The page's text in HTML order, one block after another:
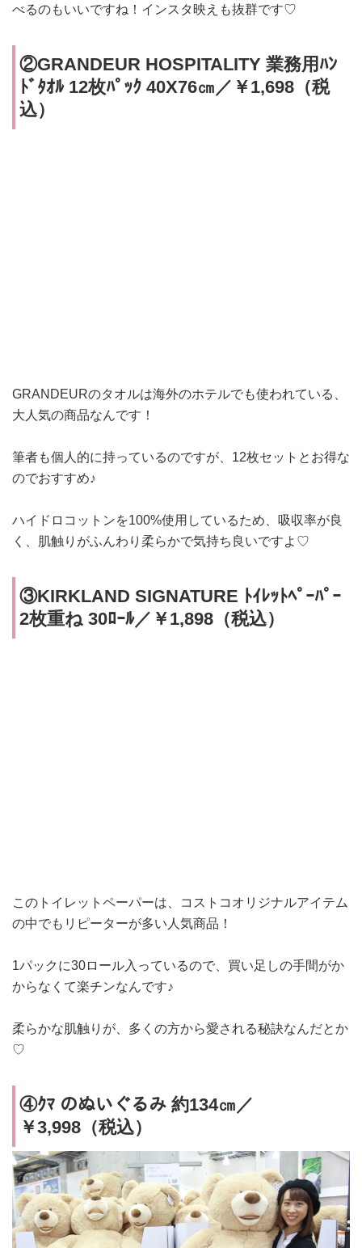
べるのもいいですね！インスタ映えも抜群です♡
②GRANDEUR HOSPITALITY 業務用ﾊﾝ
ﾄﾞﾀｵﾙ 12枚ﾊﾟｯｸ 40X76㎝／￥1,698（税
込）
GRANDEURのタオルは海外のホテルでも使われている、
大人気の商品なんです！
筆者も個人的に持っているのですが、 12枚セットとお得な
のでおすすめ♪
ハイドロコットンを100%使用しているため、吸収率が良
く、肌触りがふんわり柔らかで気持ち良いですよ♡
③KIRKLAND SIGNATURE ﾄｲﾚｯﾄﾍﾟｰﾊﾟｰ
2枚重ね 30ﾛｰﾙ／￥1,898（税込）
このトイレットペーパーは、コストコオリジナルアイテム
の中でもリピーターが多い人気商品！
1パックに30ロール入っているので、買い足しの手間がか
からなくて楽チンなんです♪
柔らかな肌触りが、多くの方から愛される秘訣なんだとか
♡
④ｸﾏ のぬいぐるみ 約134㎝／
￥3,998（税込）